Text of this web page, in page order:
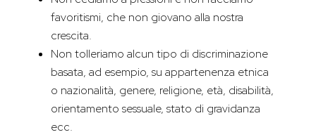
favoritismi, che non giovano alla nostra
crescita.
Non tolleriamo alcun tipo di discriminazione
basata, ad esempio, su appartenenza etnica
o nazionalità, genere, religione, età, disabilità,
orientamento sessuale, stato di gravidanza
ecc.